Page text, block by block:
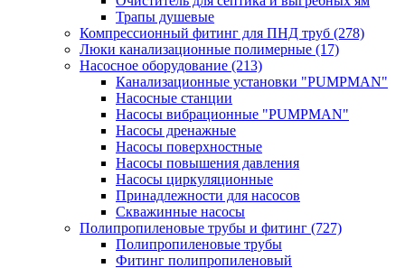
Трапы душевые
Компрессионный фитинг для ПНД труб (278)
Люки канализационные полимерные (17)
Насосное оборудование (213)
Канализационные установки "PUMPMAN"
Насосные станции
Насосы вибрационные "PUMPMAN"
Насосы дренажные
Насосы поверхностные
Насосы повышения давления
Насосы циркуляционные
Принадлежности для насосов
Скважинные насосы
Полипропиленовые трубы и фитинг (727)
Полипропиленовые трубы
Фитинг полипропиленовый